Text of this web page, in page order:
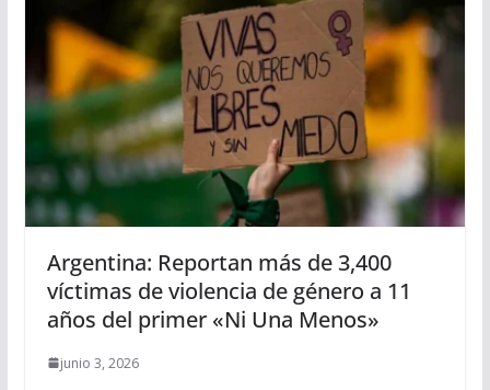
Argentina: Reportan más de 3,400
víctimas de violencia de género a 11
años del primer «Ni Una Menos»
junio 3, 2026